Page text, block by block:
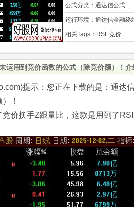
公式分类： 通达信公式
运行环境： 通达信金融终
相关Tags： RSI 竞价
运用到竞价函数的公式（除竞价额）！介
提示：您正在下载的是：通达
！
价换手Z跟量比，这款是用到了